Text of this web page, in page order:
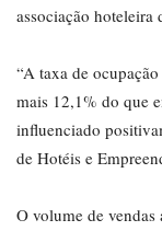
associação hoteleira
“A taxa de
mais 12,1% do que
influenciado
de Hotéis e
O volume de